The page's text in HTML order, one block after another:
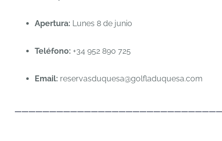
Apertura: Lunes 8 de junio
Teléfono: +34 952 890 725
Email: reservasduquesa@golfladuquesa.com